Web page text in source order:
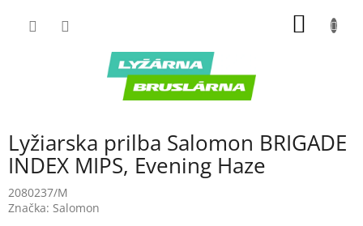
Lyžiarska prilba Salomon BRIGADE
INDEX MIPS, Evening Haze
2080237/M
Značka: Salomon